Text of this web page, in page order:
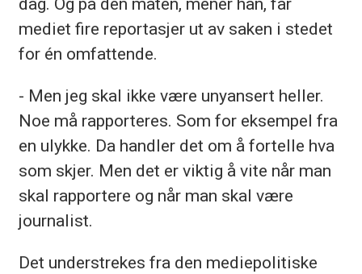
mediet fire reportasjer ut av saken i stedet
for én omfattende.
- Men jeg skal ikke være unyansert heller.
Noe må rapporteres. Som for eksempel fra
en ulykke. Da handler det om å fortelle hva
som skjer. Men det er viktig å vite når man
skal rapportere og når man skal være
journalist.
Det understrekes fra den mediepolitiske